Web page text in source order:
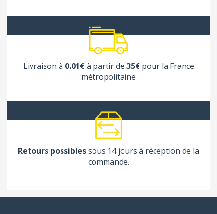
Livraison à 0.01€à partir de 35€pour la France
métropolitaine
Retours possiblessous 14 jours à réception de la
commande.